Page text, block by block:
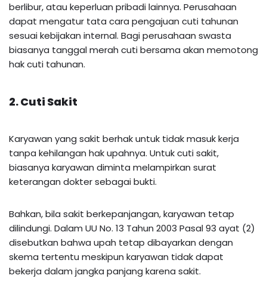
berlibur, atau keperluan pribadi lainnya. Perusahaan
dapat mengatur tata cara pengajuan cuti tahunan
sesuai kebijakan internal. Bagi perusahaan swasta
biasanya tanggal merah cuti bersama akan memotong
hak cuti tahunan.
2. Cuti Sakit
Karyawan yang sakit berhak untuk tidak masuk kerja
tanpa kehilangan hak upahnya. Untuk cuti sakit,
biasanya karyawan diminta melampirkan surat
keterangan dokter sebagai bukti.
Bahkan, bila sakit berkepanjangan, karyawan tetap
dilindungi. Dalam UU No. 13 Tahun 2003 Pasal 93 ayat (2)
disebutkan bahwa upah tetap dibayarkan dengan
skema tertentu meskipun karyawan tidak dapat
bekerja dalam jangka panjang karena sakit.